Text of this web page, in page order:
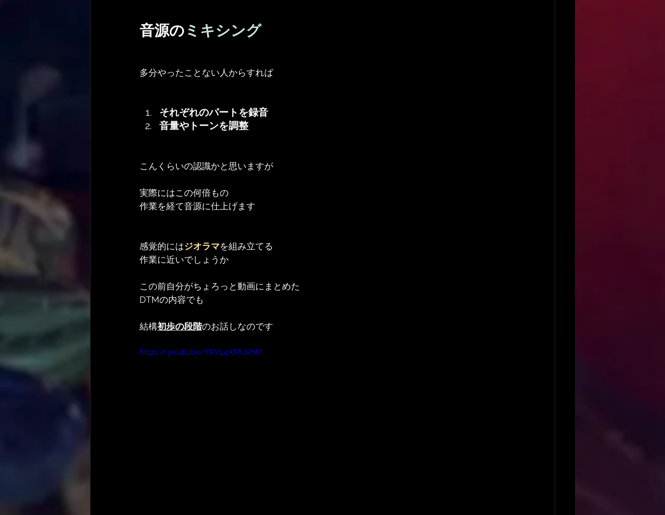
音源の ミキシング
多分やったことない人からすれば
それぞれのパートを録音
音量やトーンを調整
こんくらいの認識かと思いますが
実際にはこの何倍もの
作業を経て音源に仕上げます
感覚的にはジオラマを組み立てる
作業に近いでしょうか
この前自分がちょろっと動画にまとめた
DTMの内容でも
結構初歩の段階のお話しなのです
https://youtu.be/FKYL4XMURhM